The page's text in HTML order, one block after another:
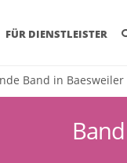
FÜR DIENSTLEISTER
Band in Baesweiler